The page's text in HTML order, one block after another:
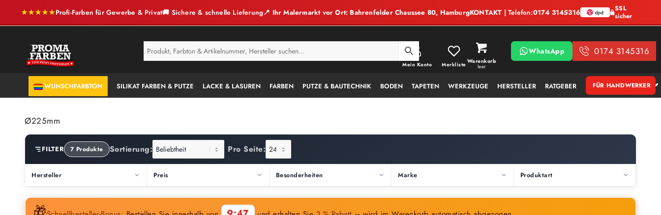
★★★★★Profi-Farben für Gewerbe & Privat🚚 Sichere & schnelle Lieferung📍 Ihr Malermarkt vor Ort: Bahrenfelder Chaussee 80, HamburgKONTAKT | Telefon:0174 3145316
SSL
sicher
Warenkorb
leer
Mein Konto Merkliste
WhatsApp 0174 3145316
SERVICE
ANTI-SCHIMMEL
WUNSCHFARBTON SILIKAT FARBEN & PUTZE LACKE & LASUREN FARBEN PUTZE & BAUTECHNIK BODEN TAPETEN WERKZEUGE HERSTELLER RATGEBER FÜR HANDWERKER
Ø225mm
FILTER 7 Produkte Sortierung: Pro Seite:
Hersteller Preis Besonderheiten Marke Produktart
🎁